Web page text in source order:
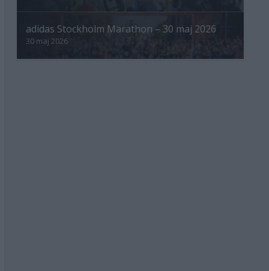
adidas Stockholm Marathon – 30 maj 2026
30 maj 2026